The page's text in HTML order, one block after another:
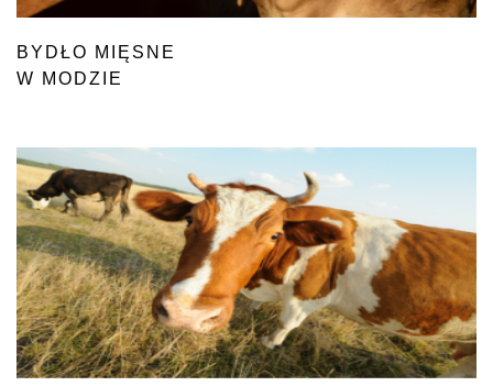
BYDŁO MIĘSNE
W MODZIE